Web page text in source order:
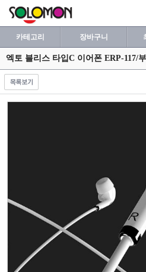
카테고리 장바구니
엑토 블리스 타입C 이어폰 ERP-117/